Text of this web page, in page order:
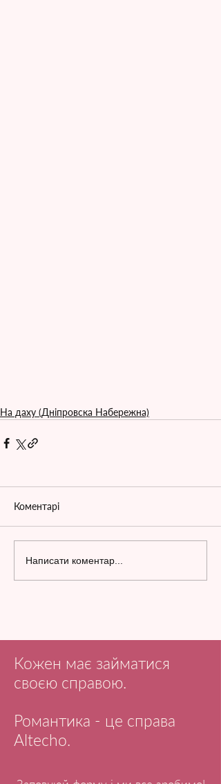
На даху (Дніпровска Набережна)
Коментарі
Написати коментар...
Кожен має займатися
своєю справою.
Романтика - це справа
Altecho.